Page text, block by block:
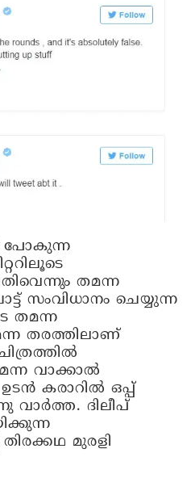
പോകുന്ന
തമന്ന
സംവിധാനം ചെയ്യുന്ന
തമന്ന
തരത്തിലാണ്
വാക്കാല്‍
കരാറില്‍ ഒപ്പ്
വാര്‍ത്ത. ദിലീപ്
മുരളി